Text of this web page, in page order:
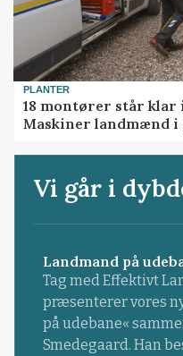
PLANTER
18 montører står klar
Maskiner landmænd i
Vi går i
Landmand på
Tag med Effektivt
præsenterer vores
på udebane«
Smedegaard. Han